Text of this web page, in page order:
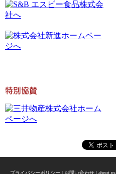
特別協賛
プライバシーポリシー | お問い合わせ | about us